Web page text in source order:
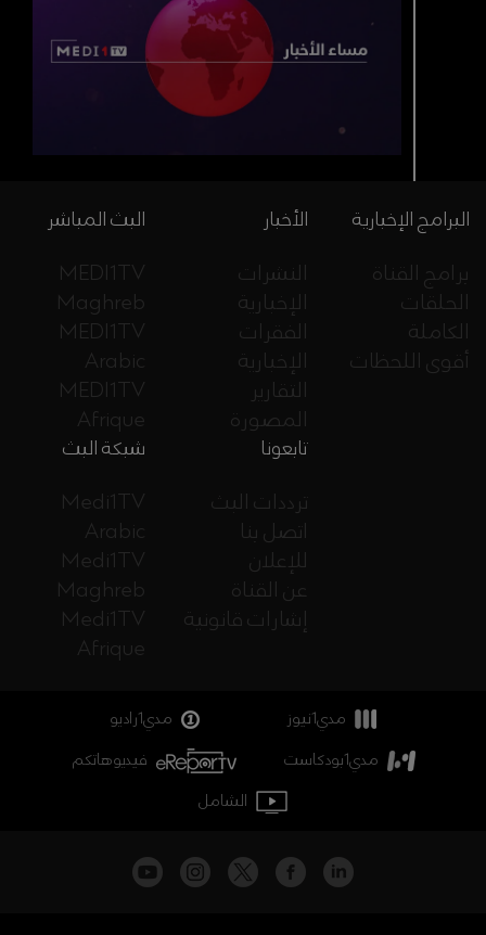
البث المباشر
MEDI1TV
Maghreb
MEDI1TV
Arabic
MEDI1TV
Afrique
الأخبار
النشرات
الإخبارية
الفقرات
الإخبارية
التقارير
المصورة
البرامج الإخبارية
برامج القناة
الحلقات
الكاملة
أقوى اللحظات
شبكة البث
Medi1TV
Arabic
Medi1TV
Maghreb
Medi1TV
Afrique
تابعونا
ترددات البث
اتصل بنا
للإعلان
عن القناة
إشارات قانونية
مدي1نيوز
مدي1راديو
مدي1بودكاست
فيديوهاتكم
الشامل